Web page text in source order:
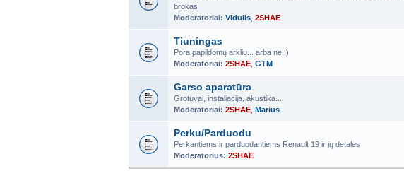
brokas
Moderatoriai: Vidulis 2SHAE
Tiuningas
Pora papildomų arklių... arba ne :)
Moderatoriai: 2SHAE GTM
Garso aparatūra
Grotuvai, instaliacija, akustika...
Moderatoriai: 2SHAE Marius
Perku/Parduodu
Perkantiems ir parduodantiems Renault 19 ir jų detales
Moderatorius: 2SHAE